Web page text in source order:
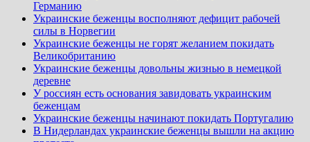
Германию
Украинские беженцы восполняют дефицит рабочей
силы в Норвегии
Украинские беженцы не горят желанием покидать
Великобританию
Украинские беженцы довольны жизнью в немецкой
деревне
У россиян есть основания завидовать украинским
беженцам
Украинские беженцы начинают покидать Португалию
В Нидерландах украинские беженцы вышли на акцию